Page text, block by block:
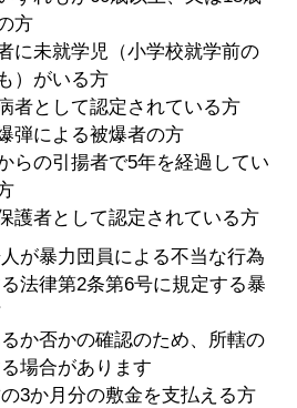
方
に未就学児（小学校就学前の
）がいる方
者として認定されている方
弾による被爆者の方
らの引揚者で5年を経過してい
護者として認定されている方
が暴力団員による不当な行為
法律第2条第6号に規定する暴
か否かの確認のため、所轄の
場合があります
3か月分の敷金を支払える方